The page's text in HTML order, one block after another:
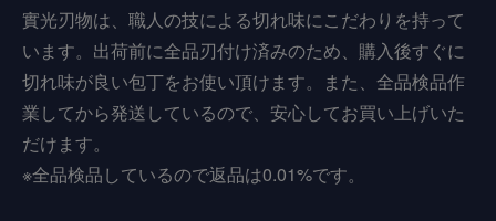
實光刃物は、職人の技による切れ味にこだわりを持って
います。出荷前に全品刃付け済みのため、購入後すぐに
切れ味が良い包丁をお使い頂けます。また、全品検品作
業してから発送しているので、安心してお買い上げいた
だけます。
※全品検品しているので返品は0.01%です。